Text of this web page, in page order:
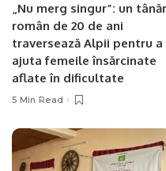
„Nu merg singur”: un tânăr
român de 20 de ani
traversează Alpii pentru a
ajuta femeile însărcinate
aflate în dificultate
5 Min Read